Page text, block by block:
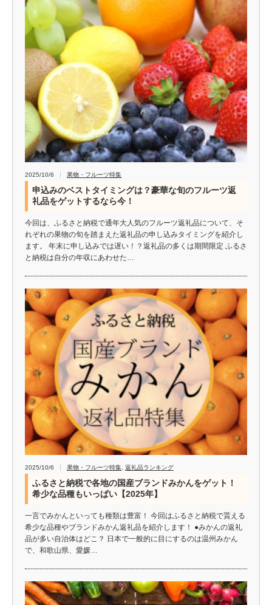
2025/10/6 果物・フルーツ特集
申込みのベストタイミングは？豪華な旬のフルーツ返
礼品をゲットするなら今！
今回は、ふるさと納税で通年大人気のフルーツ返礼品について、そ
れぞれの果物の旬を踏まえた返礼品の申し込みタイミングを紹介し
ます。 年末に申し込みでは遅い！？返礼品の多くは期間限定 ふるさ
と納税は自分の年収にあわせた…
2025/10/6 果物・フルーツ特集, 返礼品ランキング
ふるさと納税で各地の国産ブランドみかんをゲット！
希少な品種もいっぱい【2025年】
一言でみかんといっても種類は豊富！ 今回はふるさと納税で貰える
希少な品種やブランドみかん返礼品を紹介します！ ●みかんの返礼
品が多い自治体はどこ？ 日本で一般的に目にするのは温州みかん
で、和歌山県、愛媛…